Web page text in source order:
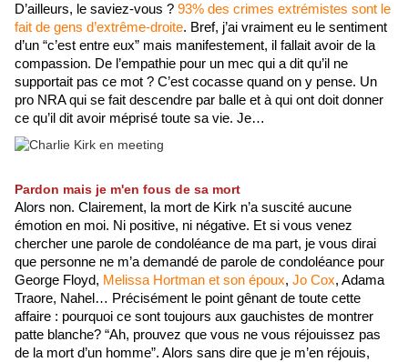
D’ailleurs, le saviez-vous ? 93% des crimes extrémistes sont le
fait de gens d’extrême-droite. Bref, j’ai vraiment eu le sentiment
d’un “c’est entre eux” mais manifestement, il fallait avoir de la
compassion. De l’empathie pour un mec qui a dit qu’il ne
supportait pas ce mot ? C’est cocasse quand on y pense. Un
pro NRA qui se fait descendre par balle et à qui ont doit donner
ce qu’il dit avoir méprisé toute sa vie. Je…
Pardon mais je m'en fous de sa mort
Alors non. Clairement, la mort de Kirk n’a suscité aucune
émotion en moi. Ni positive, ni négative. Et si vous venez
chercher une parole de condoléance de ma part, je vous dirai
que personne ne m’a demandé de parole de condoléance pour
George Floyd, Melissa Hortman et son époux, Jo Cox, Adama
Traore, Nahel… Précisément le point gênant de toute cette
affaire : pourquoi ce sont toujours aux gauchistes de montrer
patte blanche? “Ah, prouvez que vous ne vous réjouissez pas
de la mort d’un homme”. Alors sans dire que je m’en réjouis,